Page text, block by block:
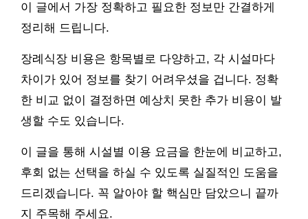
이 글에서 가장 정확하고 필요한 정보만 간결하게
정리해 드립니다.
장례식장 비용은 항목별로 다양하고, 각 시설마다
차이가 있어 정보를 찾기 어려우셨을 겁니다. 정확
한 비교 없이 결정하면 예상치 못한 추가 비용이 발
생할 수도 있습니다.
이 글을 통해 시설별 이용 요금을 한눈에 비교하고,
후회 없는 선택을 하실 수 있도록 실질적인 도움을
드리겠습니다. 꼭 알아야 할 핵심만 담았으니 끝까
지 주목해 주세요.